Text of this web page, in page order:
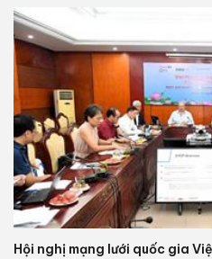
Hội nghị mạng lưới quốc gia